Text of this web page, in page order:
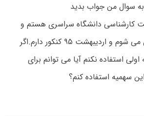
به سوال من جواب بدید
دانشگاه سراسری هستم و
(تیر۹۵) فارغ التحصیل می شوم و اردیبهشت ۹۵ کنکور دارم.اگر
استفاده نکنم آیا می توانم برای